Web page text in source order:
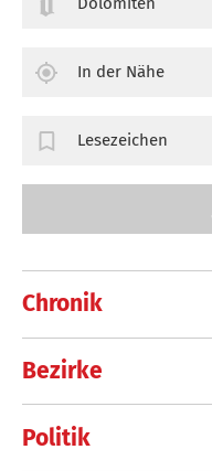
Chronik
Bezirke
Politik
In der Nähe
Lesezeichen